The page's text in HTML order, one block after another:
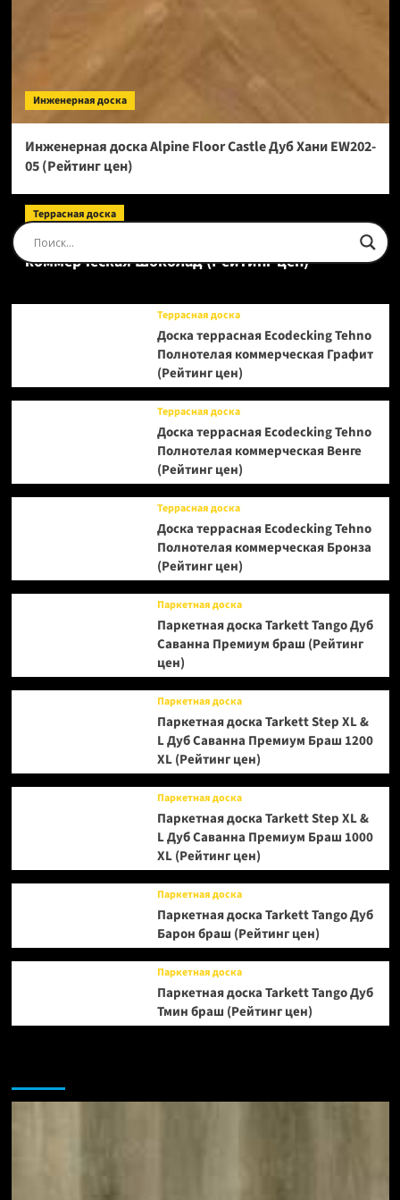
Инженерная доска
Инженерная доска Alpine Floor Castle Дуб Хани EW202-
05 (Рейтинг цен)
Террасная доска
Доска террасная Ecodecking Tehno Полнотелая
коммерческая Шоколад (Рейтинг цен)
Террасная доска
Доска террасная Ecodecking Tehno
Полнотелая коммерческая Графит
(Рейтинг цен)
Террасная доска
Доска террасная Ecodecking Tehno
Полнотелая коммерческая Венге
(Рейтинг цен)
Террасная доска
Доска террасная Ecodecking Tehno
Полнотелая коммерческая Бронза
(Рейтинг цен)
Паркетная доска
Паркетная доска Tarkett Tango Дуб
Саванна Премиум браш (Рейтинг
цен)
Паркетная доска
Паркетная доска Tarkett Step XL &
L Дуб Саванна Премиум Браш 1200
XL (Рейтинг цен)
Паркетная доска
Паркетная доска Tarkett Step XL &
L Дуб Саванна Премиум Браш 1000
XL (Рейтинг цен)
Паркетная доска
Паркетная доска Tarkett Tango Дуб
Барон браш (Рейтинг цен)
Паркетная доска
Паркетная доска Tarkett Tango Дуб
Тмин браш (Рейтинг цен)